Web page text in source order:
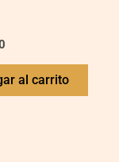
al carrito